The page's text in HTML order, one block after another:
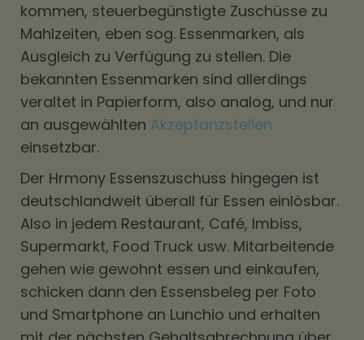
kommen, steuerbegünstigte Zuschüsse zu
Mahlzeiten, eben sog. Essenmarken, als
Ausgleich zu Verfügung zu stellen. Die
bekannten Essenmarken sind allerdings
veraltet in Papierform, also analog, und nur
an ausgewählten Akzeptanzstellen
einsetzbar.
Der Hrmony Essenszuschuss hingegen ist
deutschlandweit überall für Essen einlösbar.
Also in jedem Restaurant, Café, Imbiss,
Supermarkt, Food Truck usw. Mitarbeitende
gehen wie gewohnt essen und einkaufen,
schicken dann den Essensbeleg per Foto
und Smartphone an Lunchio und erhalten